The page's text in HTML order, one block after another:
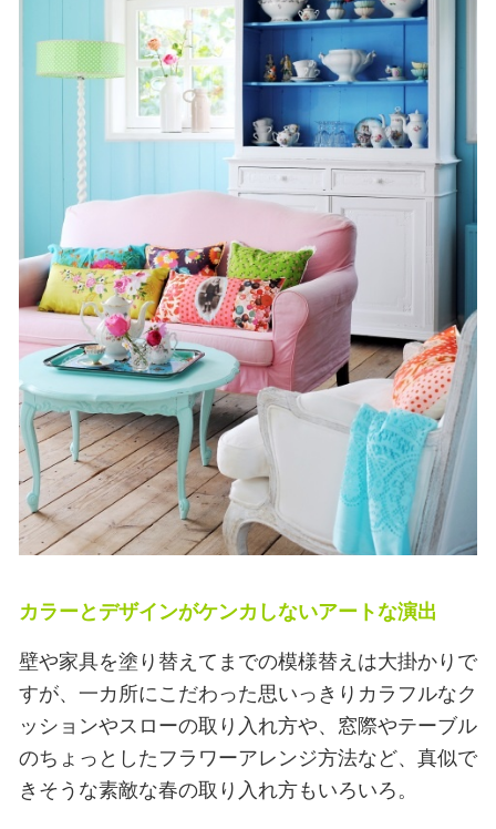
カラーとデザインがケンカしないアートな演出
壁や家具を塗り替えてまでの模様替えは大掛かりで
すが、一カ所にこだわった思いっきりカラフルなク
ッションやスローの取り入れ方や、窓際やテーブル
のちょっとしたフラワーアレンジ方法など、真似で
きそうな素敵な春の取り入れ方もいろいろ。